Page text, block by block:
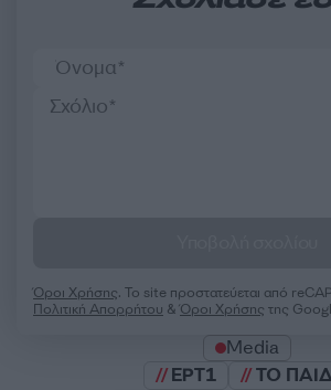
Όροι Χρήσης. Το site προστατεύεται από
Πολιτική Απορρήτου &Όροι Χρήσης της
Media
ΕΡΤ1
ΤΟ